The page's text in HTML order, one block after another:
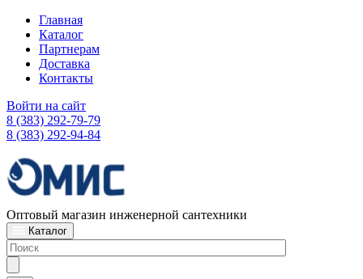
Главная
Каталог
Партнерам
Доставка
Контакты
Войти на сайт
8 (383) 292-79-79
8 (383) 292-94-84
Оптовый магазин инженерной сантехники
Каталог